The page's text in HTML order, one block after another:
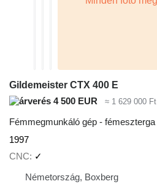
Gildemeister CTX 400 E
4 500 EUR
≈ 1 629 000 Ft
Fémmegmunkáló gép - fémeszterga
1997
CNC
✓
Németország, Boxberg